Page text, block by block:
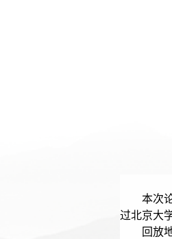
本次
过北京大
回放